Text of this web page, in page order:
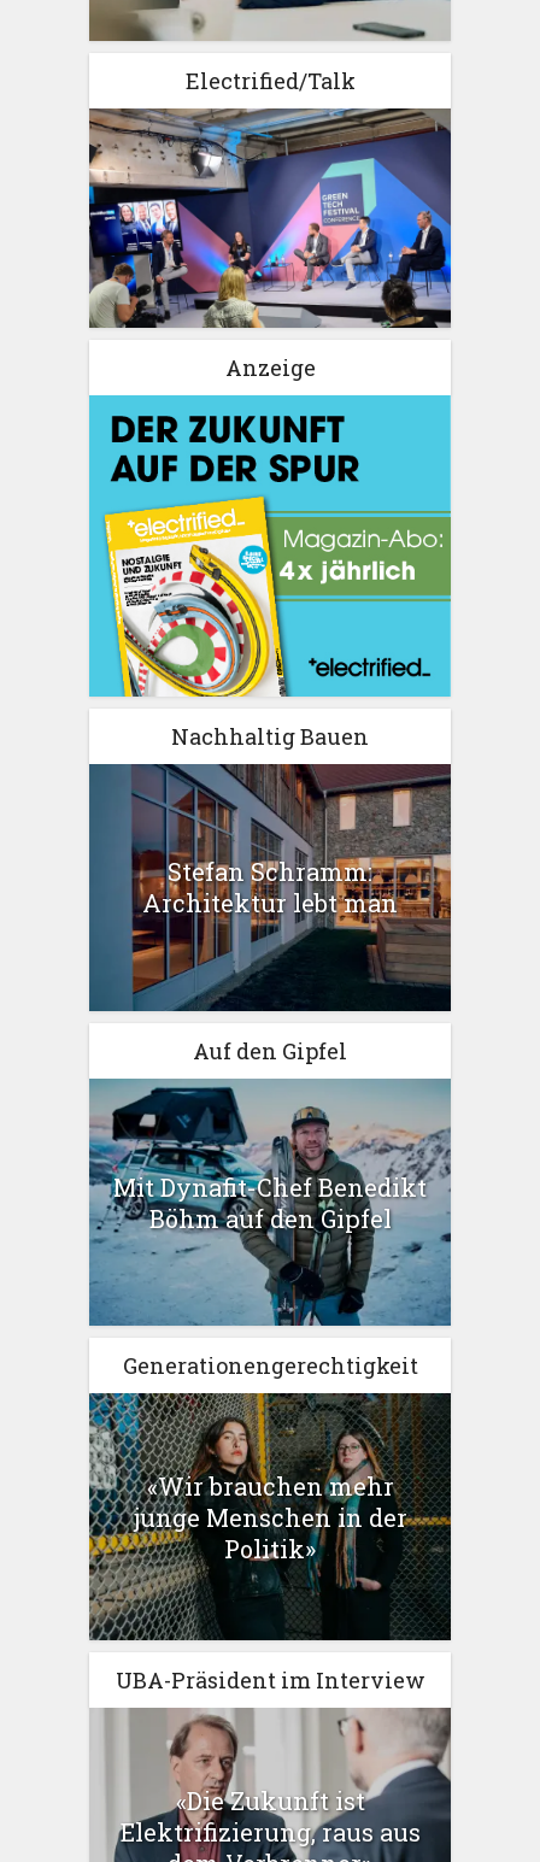
Electrified/Talk
Anzeige
Nachhaltig Bauen
Stefan Schramm:
Architektur lebt man
Auf den Gipfel
Mit Dynafit-Chef Benedikt
Böhm auf den Gipfel
Generationengerechtigkeit
«Wir brauchen mehr
junge Menschen in der
Politik»
UBA-Präsident im Interview
«Die Zukunft ist
Elektrifizierung, raus aus